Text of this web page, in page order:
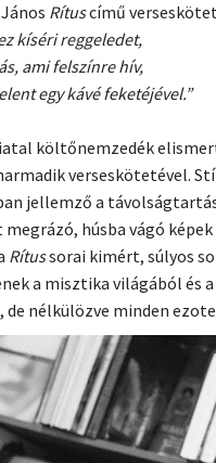
Rítuscímű
kíséri reggeledet,
ami felszínre hív,
egy kávé feketéjével.”
költőnemzedék
verseskötetével.
jellemző a
húsba vágó
Rítussorai kimért, súlyos
a misztika világából és
de nélkülözve minden